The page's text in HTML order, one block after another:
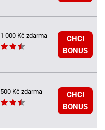
1 000 Kč zdarma
CHCI
BONUS
500 Kč zdarma
CHCI
BONUS